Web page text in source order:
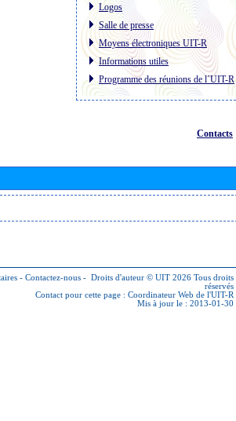
Logos
Salle de presse
Moyens électroniques UIT-R
Informations utiles
Programme des réunions de l´UIT-R
Contacts
- Contactez-nous - Droits d'auteur © UIT 2026 Tous droits
réservés
Contact pour cette page : Coordinateur Web de l'UIT-R
Mis à jour le : 2013-01-30